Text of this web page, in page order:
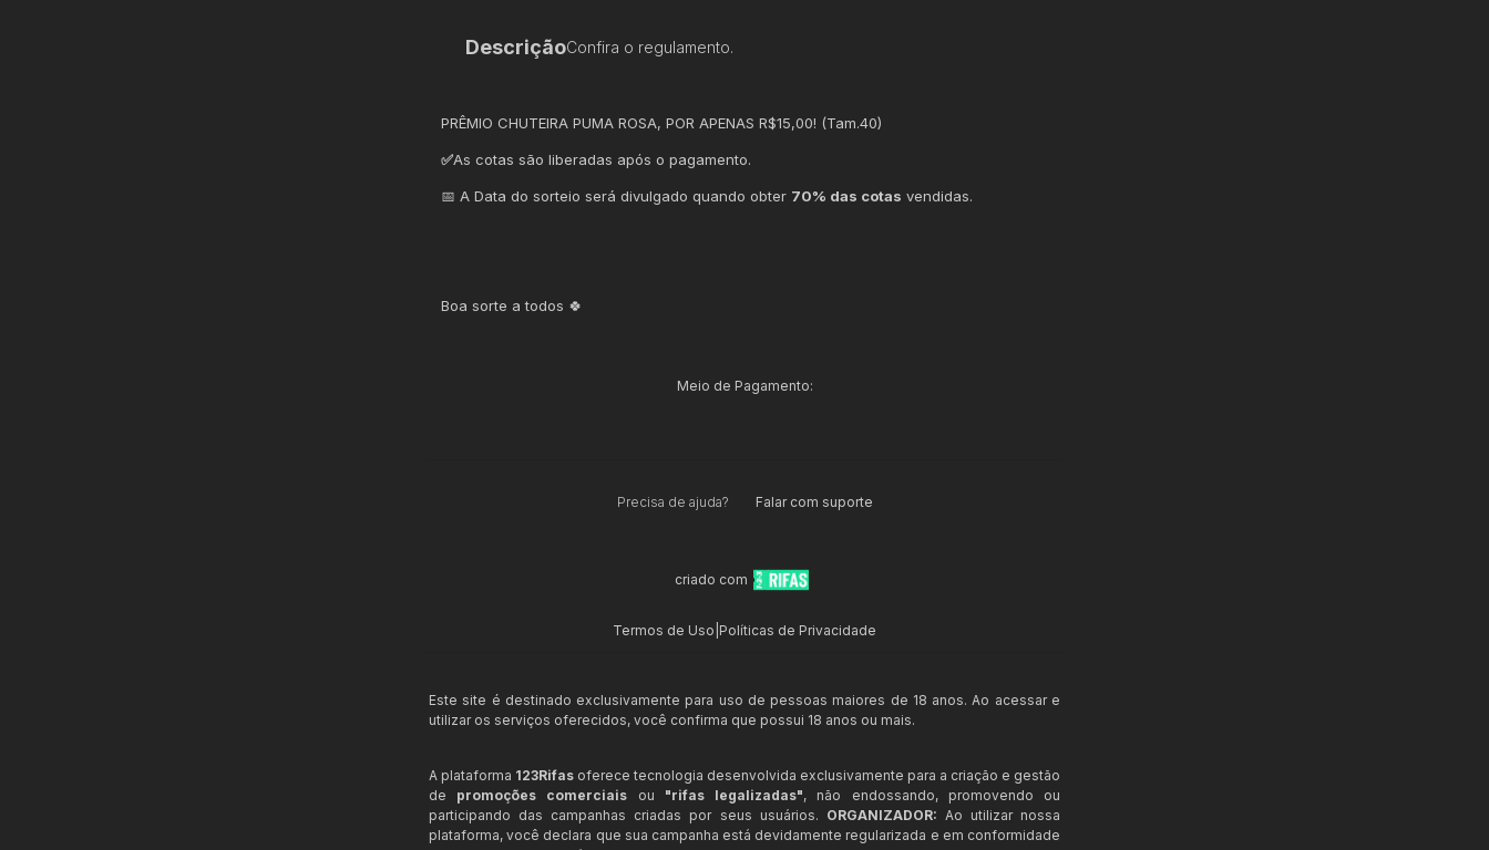
DescriçãoConfira o regulamento.
PRÊMIO CHUTEIRA PUMA ROSA, POR APENAS R$15,00! (Tam.40)
✅As cotas são liberadas após o pagamento.
📅 A Data do sorteio será divulgado quando obter 70% das cotas vendidas.
Boa sorte a todos 🍀
Meio de Pagamento:
Precisa de ajuda? Falar com suporte
criado com
Termos de Uso Políticas de Privacidade
Este site é destinado exclusivamente para uso de pessoas maiores de 18 anos. Ao acessar e
utilizar os serviços oferecidos, você confirma que possui 18 anos ou mais.
A plataforma 123Rifas oferece tecnologia desenvolvida exclusivamente para a criação e gestão
de promoções comerciais ou "rifas legalizadas", não endossando, promovendo ou
participando das campanhas criadas por seus usuários. ORGANIZADOR: Ao utilizar nossa
plataforma, você declara que sua campanha está devidamente regularizada e em conformidade